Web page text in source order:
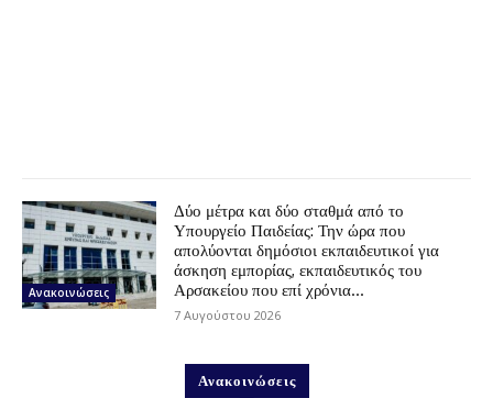
Ανακοινώσεις
Δύο μέτρα και δύο σταθμά από το
Υπουργείο Παιδείας: Την ώρα που
απολύονται δημόσιοι εκπαιδευτικοί για
άσκηση εμπορίας, εκπαιδευτικός του
Αρσακείου που επί χρόνια...
7 Αυγούστου 2026
Ανακοινώσεις